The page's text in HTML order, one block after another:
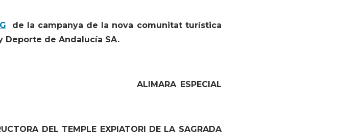
de la campanya de la nova comunitat turística
Deporte de Andalucía SA.
ALIMARA ESPECIAL
DEL TEMPLE EXPIATORI DE LA SAGRADA